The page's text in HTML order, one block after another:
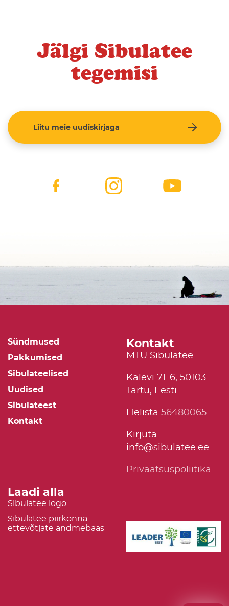
Jälgi Sibulatee
tegemisi
Liitu meie uudiskirjaga
Sündmused
Pakkumised
Sibulateelised
Uudised
Sibulateest
Kontakt
Kontakt
MTÜ Sibulatee
Kalevi 71-6, 50103
Tartu, Eesti
Helista 56480065
Kirjuta
info@sibulatee.ee
Privaatsuspoliitika
Laadi alla
Sibulatee logo
Sibulatee piirkonna
ettevõtjate andmebaas